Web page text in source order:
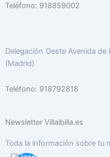
Teléfono: 918859002
Delegación Oeste Avenida de
(Madrid)
Teléfono: 918792818
Newsletter Villalbilla.es
Toda la información sobre tu